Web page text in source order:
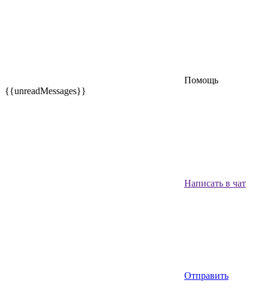
Помощь
{{unreadMessages}}
Написать в чат
Отправить